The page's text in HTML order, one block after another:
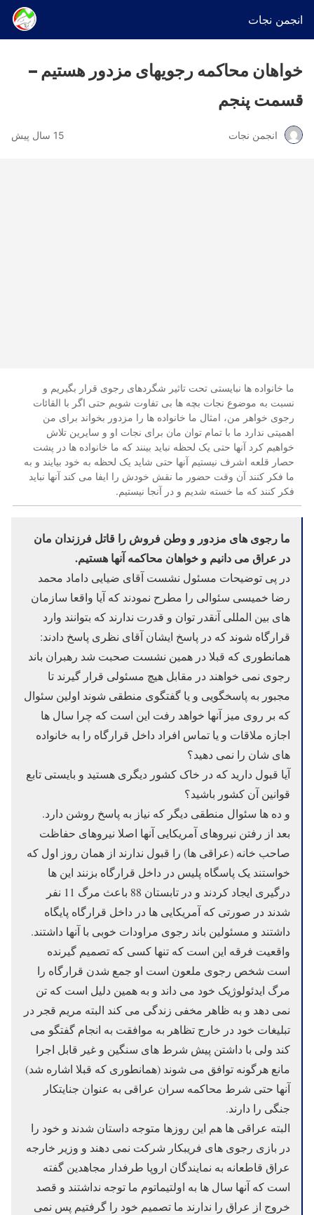
انجمن نجات
خواهان محاکمه رجویهای مزدور هستیم –
قسمت پنجم
انجمن نجات 15 سال پیش
ما خانواده ها نبایستی تحت تاثیر شگردهای رجوی قرار بگیریم و
نسبت به موضوع نجات بچه ها بی تفاوت شویم حتی اگر با القائات
رجوی خواهر من، امثال ما خانواده ها را مزدور بخواند برای من
اهمیتی ندارد ما با تمام توان مان برای نجات او و سایرین تلاش
خواهیم کرد آنها حتی یک لحظه نباید بینند که ما خانواده ها در پشت
حصار قلعه اشرف نیستیم آنها حتی شاید یک لحظه به خود بیایند و به
ما فکر کنند آن وقت حضور ما نقش خودش را ایفا می کند آنها نباید
فکر کنند که ما خسته شدیم و در آنجا نیستیم.
ما رجوی های مزدور و وطن فروش را قاتل فرزندان مان
در عراق می دانیم و خواهان محاکمه آنها هستیم.
در پی توضیحات مسئول نشست آقای ضیایی داماد محمد
رضا خمیسی سئوالی را مطرح نمودند که آیا واقعا سازمان
های بین المللی آنقدر توان و قدرت ندارند که بتوانند وارد
قرارگاه شوند که در پاسخ ایشان آقای نظری پاسخ دادند:
همانطوری که قبلا در همین نشست صحبت شد رهبران باند
رجوی نمی خواهند در مقابل هیچ مسئولی قرار گیرند تا
مجبور به پاسخگویی و یا گفتگوی منطقی شوند اولین سئوال
که بر روی میز آنها خواهد رفت این است که چرا سال ها
اجازه ملاقات و یا تماس افراد داخل قرارگاه را به خانواده
های شان را نمی دهید؟
آیا قبول دارید که در خاک کشور دیگری هستید و بایستی تابع
قوانین آن کشور باشید؟
و ده ها سئوال منطقی دیگر که نیاز به پاسخ روشن دارد.
بعد از رفتن نیروهای آمریکایی آنها اصلا نیروهای حفاظت
صاحب خانه (عراقی ها) را قبول ندارند از همان روز اول که
خواستند یک پاسگاه پلیس در داخل قرارگاه بزنند این ها
درگیری ایجاد کردند و در تابستان 88 باعث مرگ 11 نفر
شدند در صورتی که آمریکایی ها در داخل قرارگاه پایگاه
داشتند و مسئولین باند رجوی مراودات خوبی با آنها داشتند.
واقعیت فرقه این است که تنها کسی که تصمیم گیرنده
است شخص رجوی ملعون است او جمع شدن قرارگاه را
مرگ ایدئولوژیک خود می داند و به همین دلیل است که تن
نمی دهد و به ظاهر مخفی زندگی می کند البته مریم قجر در
تبلیغات خود در خارج تظاهر به موافقت به انجام گفتگو می
کند ولی با داشتن پیش شرط های سنگین و غیر قابل اجرا
مانع هرگونه توافق می شوند (همانطوری که قبلا اشاره شد)
آنها حتی شرط محاکمه سران عراقی به عنوان جنایتکار
جنگی را دارند.
البته عراقی ها هم این روزها متوجه داستان شدند و خود را
در بازی رجوی های فریبکار شرکت نمی دهند و وزیر خارجه
عراق قاطعانه به نمایندگان اروپا طرفدار مجاهدین گفته
است که آنها سال ها به اولتیماتوم ما توجه نداشتند و قصد
خروج از عراق را ندارند ما تصمیم خود را گرفتیم پس نمی